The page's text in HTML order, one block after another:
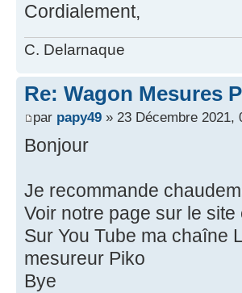
Cordialement,
C. Delarnaque
Re: Wagon Mesures
par papy49 » 23 Décembre 2021,
Bonjour
Je recommande
Voir notre page sur le site
Sur You Tube ma chaîne
mesureur Piko
Bye